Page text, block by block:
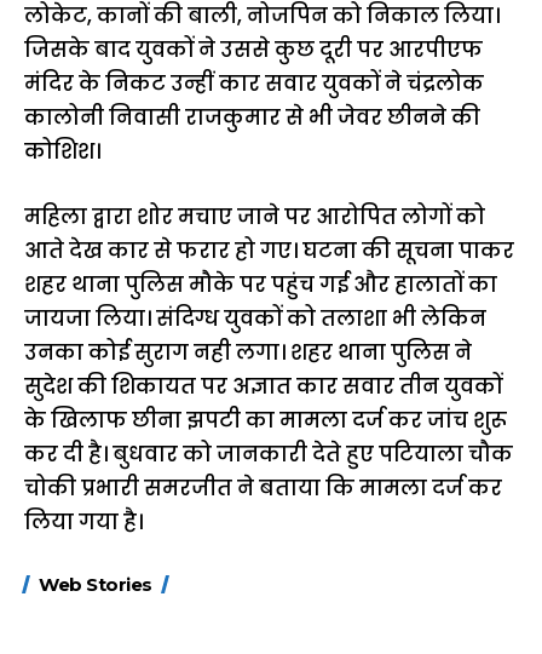
लोकेट, कानों की बाली, नोजपिन को निकाल लिया।
जिसके बाद युवकों ने उससे कुछ दूरी पर आरपीएफ
मंदिर के निकट उन्हीं कार सवार युवकों ने चंद्रलोक
कालोनी निवासी राजकुमार से भी जेवर छीनने की
कोशिश।
महिला द्वारा शोर मचाए जाने पर आरोपित लोगों को
आते देख कार से फरार हो गए। घटना की सूचना पाकर
शहर थाना पुलिस मौके पर पहुंच गई और हालातों का
जायजा लिया। संदिग्ध युवकों को तलाशा भी लेकिन
उनका कोई सुराग नही लगा। शहर थाना पुलिस ने
सुदेश की शिकायत पर अज्ञात कार सवार तीन युवकों
के खिलाफ छीना झपटी का मामला दर्ज कर जांच शुरू
कर दी है। बुधवार को जानकारी देते हुए पटियाला चौक
चोकी प्रभारी समरजीत ने बताया कि मामला दर्ज कर
लिया गया है।
Web Stories
FASTag के ये नए